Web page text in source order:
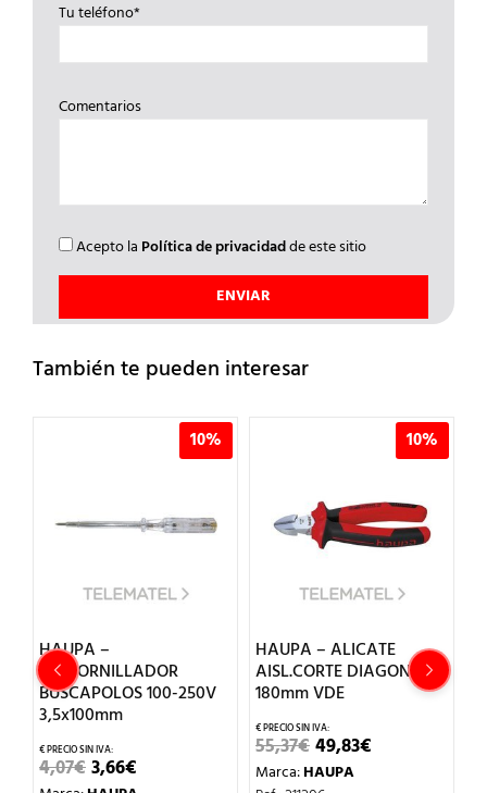
Tu teléfono*
Comentarios
Acepto la Política de privacidadde este sitio
También te pueden interesar
100-250V
EL
PRECIO
3,66€EL
PRECIO
HAUPA – ALICATE
AISL.CORTE DIAGONAL
180mm VDE
EL
PRECIO
ORIGINAL
49,83€EL
PRECIO
ACTUAL
HAUPA
HAUPA –